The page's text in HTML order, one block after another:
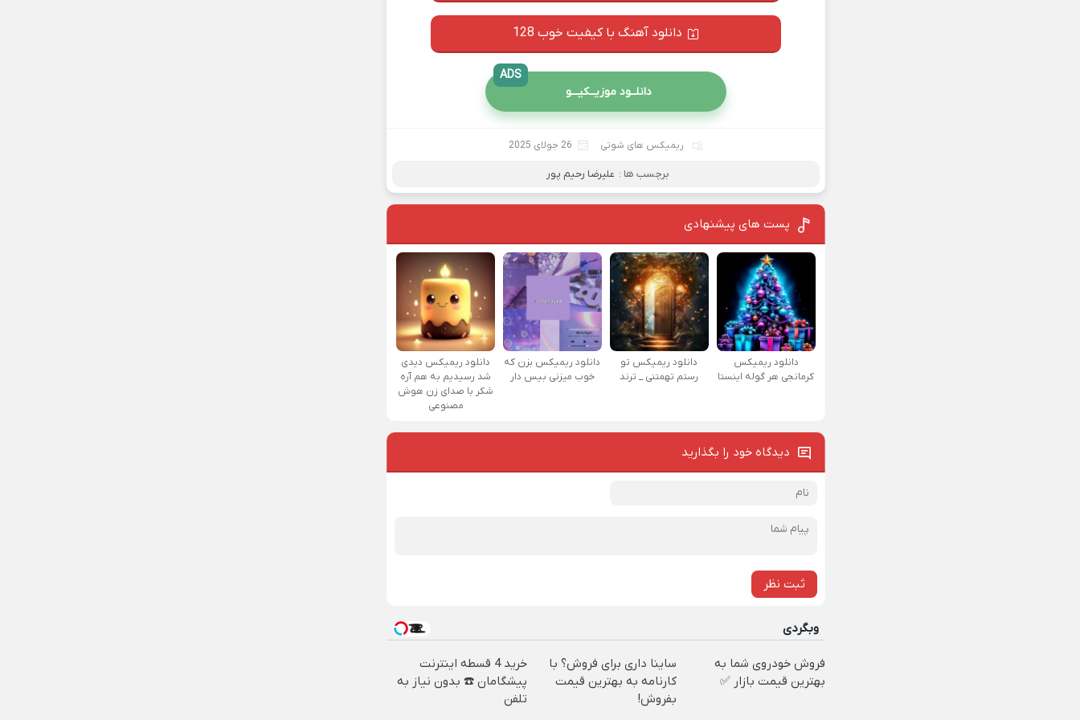
دانلود آهنگ با کیفیت خوب 128
دانلــود موزیــکیـــو
ADS
ریمیکس های شوتی 26 جولای 2025
برچسب ها : علیرضا رحیم پور
پست های پیشنهادی
دانلود ریمیکس
کرمانجی هر گوله اینستا
دانلود ریمیکس تو
رستم تهمتنی _ ترند
دانلود ریمیکس بزن که
خوب میزنی بیس دار
دانلود ریمیکس دیدی
شد رسیدیم به هم آره
شکر با صدای زن هوش
مصنوعی
دیدگاه خود را بگذارید
ثبت نظر
وبگردی
فروش خودروی شما به
بهترین قیمت بازار ✅
ساینا داری برای فروش؟ با
کارنامه به بهترین قیمت
بفروش!
خرید 4 قسطه اینترنت
پیشگامان ☎️ بدون نیاز به
تلفن